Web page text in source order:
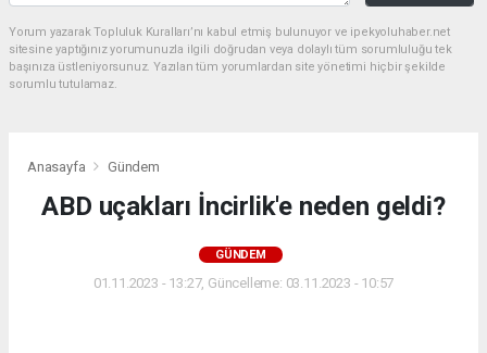
Yorum yazarak Topluluk Kuralları’nı kabul etmiş bulunuyor ve ipekyoluhaber.net
sitesine yaptığınız yorumunuzla ilgili doğrudan veya dolaylı tüm sorumluluğu tek
başınıza üstleniyorsunuz. Yazılan tüm yorumlardan site yönetimi hiçbir şekilde
sorumlu tutulamaz.
Anasayfa Gündem
ABD uçakları İncirlik'e neden geldi?
GÜNDEM
01.11.2023 - 13:27, Güncelleme: 03.11.2023 - 10:57